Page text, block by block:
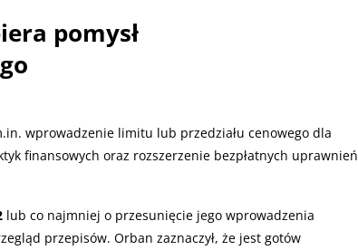
pomysł
wprowadzenie limitu lub przedziału cenowego dla
finansowych oraz rozszerzenie bezpłatnych uprawnień
lub co najmniej o przesunięcie jego wprowadzenia
przepisów. Orban zaznaczył, że jest gotów